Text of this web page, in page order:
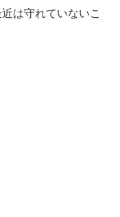
は守れていないこ